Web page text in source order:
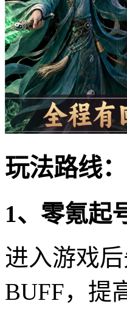
玩法路线：
1、零氪起
进入游戏
BUFF，提